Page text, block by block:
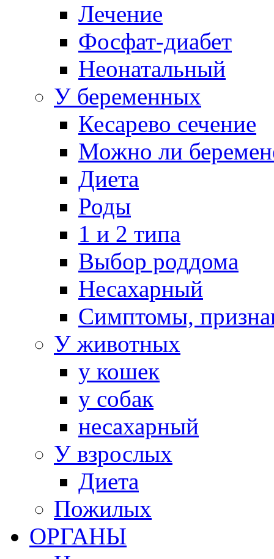
Лечение
Фосфат-диабет
Неонатальный
У беременных
Кесарево сечение
Можно ли
Диета
Роды
1 и 2 типа
Выбор роддома
Несахарный
Симптомы,
У животных
у кошек
у собак
несахарный
У взрослых
Диета
Пожилых
ОРГАНЫ